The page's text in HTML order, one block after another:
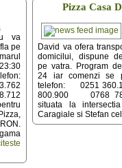
va
pe
Pizza Casa
David va ofera
domicilui, dispune
pe vatra. Program
24 iar comenzi se
telefon: 0251
800.900 0768
situata la
Caragiale si Stefan